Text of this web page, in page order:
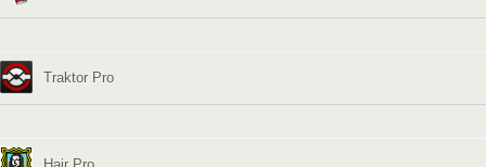
Traktor Pro